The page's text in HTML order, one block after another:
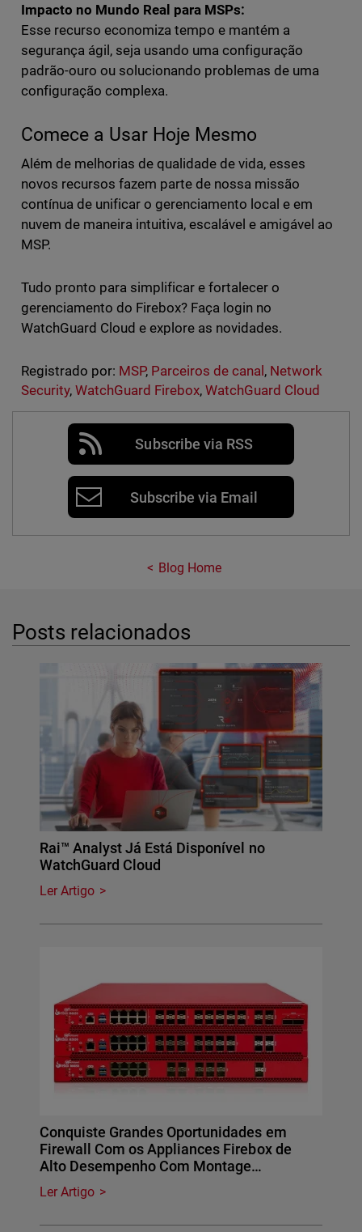
Impacto no Mundo Real para MSPs:
Esse recurso economiza tempo e mantém a
segurança ágil, seja usando uma configuração
padrão-ouro ou solucionando problemas de uma
configuração complexa.
Comece a Usar Hoje Mesmo
Além de melhorias de qualidade de vida, esses
novos recursos fazem parte de nossa missão
contínua de unificar o gerenciamento local e em
nuvem de maneira intuitiva, escalável e amigável ao
MSP.
Tudo pronto para simplificar e fortalecer o
gerenciamento do Firebox? Faça login no
WatchGuard Cloud e explore as novidades.
Registrado por: MSP, Parceiros de canal, Network
Security, WatchGuard Firebox,WatchGuard Cloud
Subscribe via RSS
Subscribe via Email
Blog Home
Posts relacionados
Rai™ Analyst Já Está Disponível no
WatchGuard Cloud
Ler Artigo
Conquiste Grandes Oportunidades em
Firewall Com os Appliances Firebox de
Alto Desempenho Com Montage…
Ler Artigo